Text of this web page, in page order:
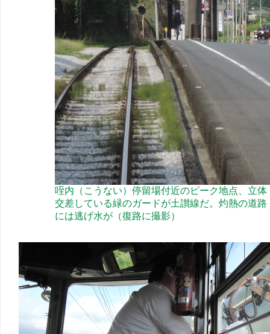
咥内（こうない）停留場付近のピーク地点、立体
交差している緑のガードが土讃線だ。灼熱の道路
には逃げ水が（復路に撮影）